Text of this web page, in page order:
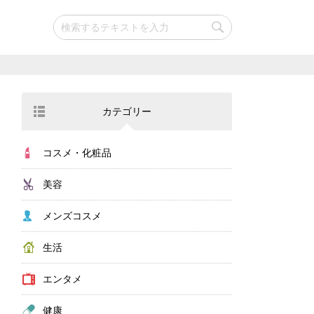
カテゴリー
コスメ・化粧品
美容
メンズコスメ
生活
エンタメ
健康